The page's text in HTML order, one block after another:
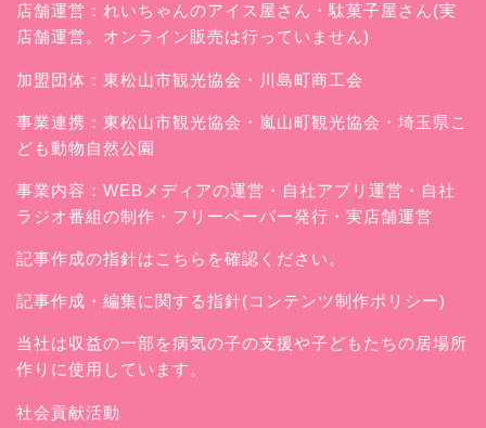
店舗運営： れいちゃんのアイス屋さん ・駄菓子屋さん(実
店舗運営。オンライン販売は行っていません)
加盟団体：東松山市観光協会・川島町商工会
事業連携：東松山市観光協会・嵐山町観光協会・埼玉県こ
ども動物自然公園
事業内容：WEBメディアの運営・自社アプリ運営・自社
ラジオ番組の制作・フリーペーパー発行・実店舗運営
記事作成の指針はこちらを確認ください。
記事作成・編集に関する指針(コンテンツ制作ポリシー)
当社は収益の一部を病気の子の支援や子どもたちの居場所
作りに使用しています。
社会貢献活動